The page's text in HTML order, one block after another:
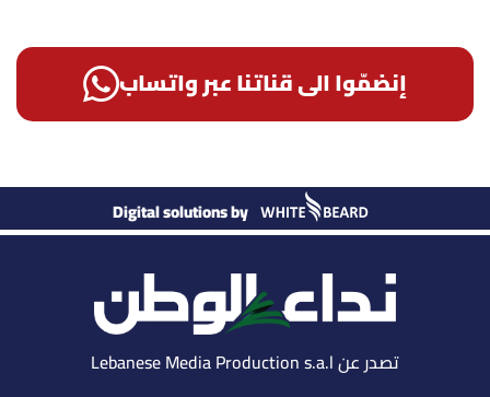
إنضمّوا الى قناتنا عبر واتساب
Digital solutions by
تصدر عن Lebanese Media Production s.a.l